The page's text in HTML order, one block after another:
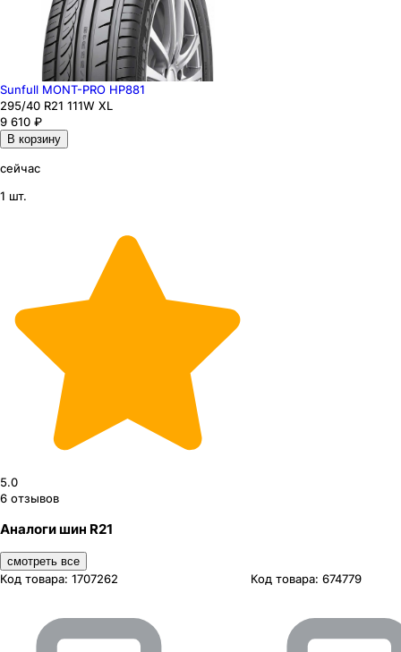
Sunfull MONT-PRO HP881
295/40 R21 111W XL
9 610 ₽
В корзину
сейчас
1 шт.
5.0
6 отзывов
Аналоги шин R21
смотреть все
Код товара: 1707262 Код товара: 674779